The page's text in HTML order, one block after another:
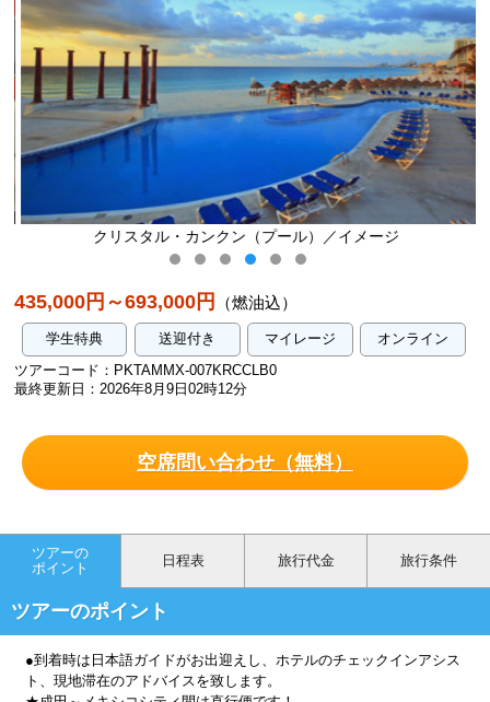
クリスタル・カンクン（プール）／イメージ
435,000円～693,000円 （燃油込）
学生特典 送迎付き マイレージ
オンライン
ツアーコード：PKTAMMX-007KRCCLB0
最終更新日：2026年8月9日02時12分
空席問い合わせ（無料）
ツアーの
ポイント
日程表 旅行代金 旅行条件
ツアーのポイント
●到着時は日本語ガイドがお出迎えし、ホテルのチェックインアシス
ト、現地滞在のアドバイスを致します。